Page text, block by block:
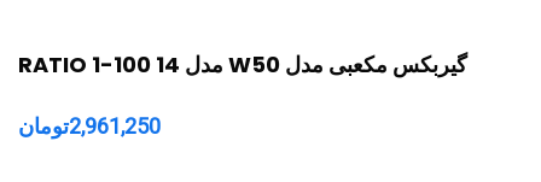
گیربکس مکعبی مدل W50 مدل 14 RATIO 1-100
2,961,250تومان